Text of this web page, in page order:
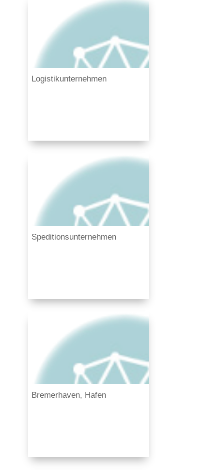
Logistikunternehmen
Speditionsunternehmen
Bremerhaven, Hafen